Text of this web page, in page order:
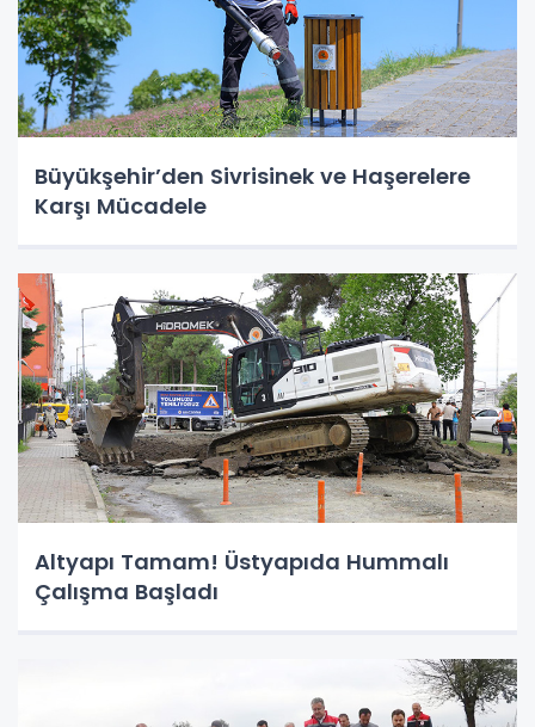
Büyükşehir’den Sivrisinek ve Haşerelere
Karşı Mücadele
Altyapı Tamam! Üstyapıda Hummalı
Çalışma Başladı